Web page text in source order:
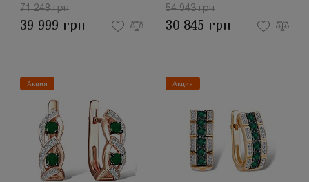
71 248 грн
39 999 грн
54 943 грн
30 845 грн
Акция Акция